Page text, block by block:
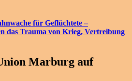
für Geflüchtete –
das Trauma von Krieg, Vertreibung
Marburg auf